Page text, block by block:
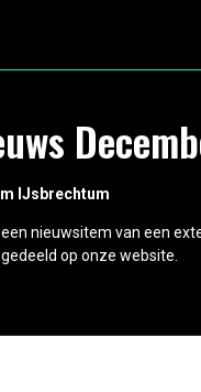
IJsbrechtum
nieuwsitem van een
op onze website.